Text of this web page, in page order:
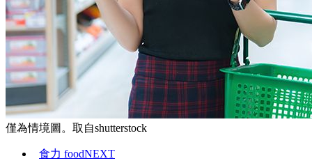
僅為情境圖。取自shutterstock
食力 foodNEXT